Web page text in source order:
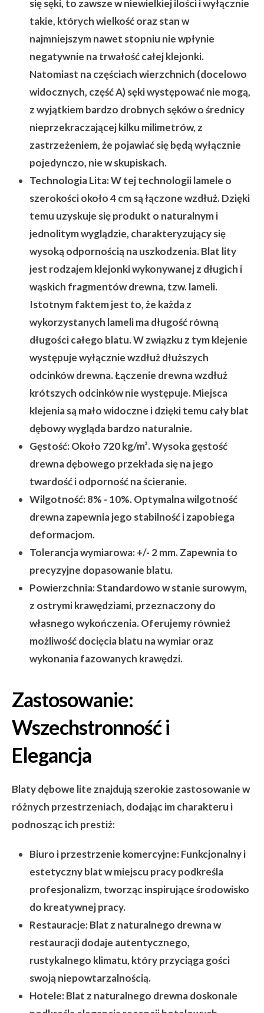
się sęki, to zawsze w niewielkiej ilości i wyłącznie
takie, których wielkość oraz stan w
najmniejszym nawet stopniu nie wpłynie
negatywnie na trwałość całej klejonki.
Natomiast na częściach wierzchnich (docelowo
widocznych, część A) sęki występować nie mogą,
z wyjątkiem bardzo drobnych sęków o średnicy
nieprzekraczającej kilku milimetrów, z
zastrzeżeniem, że pojawiać się będą wyłącznie
pojedynczo, nie w skupiskach.
Technologia Lita:W tej technologii lamele o
szerokości około 4 cm są łączone wzdłuż. Dzięki
temu uzyskuje się produkt o naturalnym i
jednolitym wyglądzie, charakteryzujący się
wysoką odpornością na uszkodzenia. Blat lity
jest rodzajem klejonki wykonywanej z długich i
wąskich fragmentów drewna, tzw. lameli.
Istotnym faktem jest to, że każda z
wykorzystanych lameli ma długość równą
długości całego blatu. W związku z tym klejenie
występuje wyłącznie wzdłuż dłuższych
odcinków drewna. Łączenie drewna wzdłuż
krótszych odcinków nie występuje. Miejsca
klejenia są mało widoczne i dzięki temu cały blat
dębowy wygląda bardzo naturalnie.
Gęstość:Około 720 kg/m³. Wysoka gęstość
drewna dębowego przekłada się na jego
twardość i odporność na ścieranie.
Wilgotność:8% - 10%. Optymalna wilgotność
drewna zapewnia jego stabilność i zapobiega
deformacjom.
Tolerancja wymiarowa:+/- 2 mm. Zapewnia to
precyzyjne dopasowanie blatu.
Powierzchnia:Standardowo w stanie surowym,
z ostrymi krawędziami, przeznaczony do
własnego wykończenia. Oferujemy również
możliwość docięcia blatu na wymiar oraz
wykonania fazowanych krawędzi.
Zastosowanie:
Wszechstronność i
Elegancja
Blaty dębowe lite znajdują szerokie zastosowanie w
różnych przestrzeniach, dodając im charakteru i
podnosząc ich prestiż:
Biuro i przestrzenie komercyjne:Funkcjonalny i
estetyczny blat w miejscu pracy podkreśla
profesjonalizm, tworząc inspirujące środowisko
do kreatywnej pracy.
Restauracje:Blat z naturalnego drewna w
restauracji dodaje autentycznego,
rustykalnego klimatu, który przyciąga gości
swoją niepowtarzalnością.
Hotele:Blat z naturalnego drewna doskonale